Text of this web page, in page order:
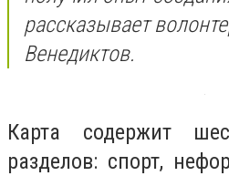
рассказывает
Венедиктов.
Карта содержит
разделов: спорт,